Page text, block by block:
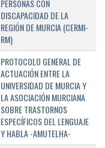
PERSONAS CON
DISCAPACIDAD DE LA
REGIÓN DE MURCIA (CERMI-
RM)
PROTOCOLO GENERAL DE
ACTUACIÓN ENTRE LA
UNIVERSIDAD DE MURCIA Y
LA ASOCIACIÓN MURCIANA
SOBRE TRASTORNOS
ESPECÍFICOS DEL LENGUAJE
Y HABLA -AMUTELHA-